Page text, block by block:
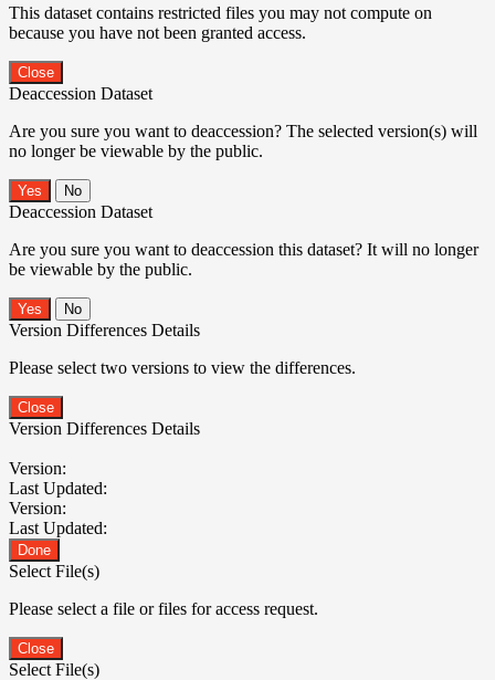
This dataset contains restricted files you may not compute on
because you have not been granted access.
Close
Deaccession Dataset
Are you sure you want to deaccession? The selected version(s) will
no longer be viewable by the public.
No
Deaccession Dataset
Are you sure you want to deaccession this dataset? It will no longer
be viewable by the public.
No
Version Differences Details
Please select two versions to view the differences.
Close
Version Differences Details
Version:
Last Updated:
Version:
Last Updated:
Done
Select File(s)
Please select a file or files for access request.
Close
Select File(s)